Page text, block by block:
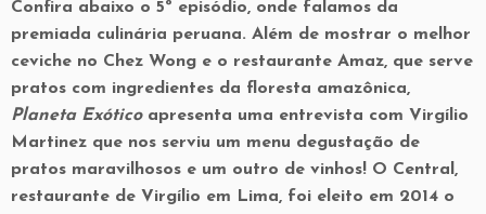
Confira abaixo o 5º episódio, onde falamos da
premiada culinária peruana. Além de mostrar o melhor
ceviche no Chez Wong e o restaurante Amaz, que serve
pratos com ingredientes da floresta amazônica,
Planeta Exótico apresenta uma entrevista com Virgílio
Martinez que nos serviu um menu degustação de
pratos maravilhosos e um outro de vinhos! O Central,
restaurante de Virgílio em Lima, foi eleito em 2014 o